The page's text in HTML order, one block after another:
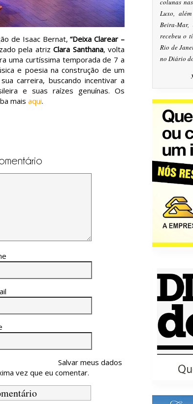
de Isaac Bernat,“Deixa Clarear –
pela atrizClara Santhana, volta
uma curtíssima temporada de 7 a
e poesia na construção de um
carreira, buscando incentivar a
e suas raízes genuínas. Os
mais aqui.
Salvar meus dados
vez que eu comentar.
colunas
Luxo,
Beira-
recebeu o
Rio de
no Diário